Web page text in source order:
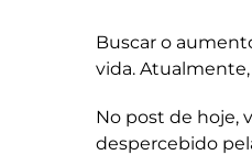
Buscar o
vida.
No post de hoje,
despercebido